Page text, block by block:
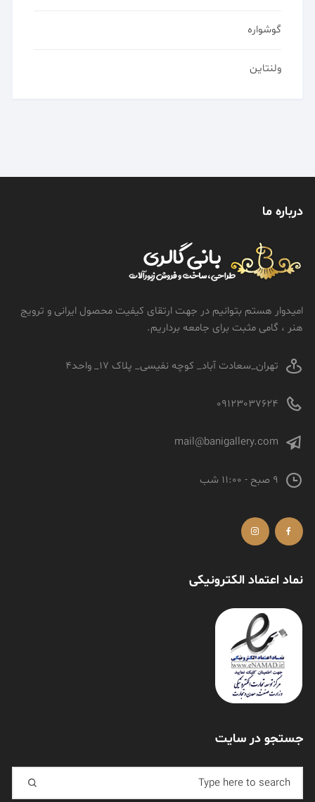
گوشواره
ولنتاین
درباره ما
امیدوار هستم بتوانیم در جهت ارتقای کیفیت محصول ایرانی و ترویج
هنر ، گامی مثبت برای جامعه برداریم.
تهران_سعادت آباد_ کوچه نفیسی_ پلاک 17_ واحد4
09123037624
mail@banigallery.com
9 صبح - 11:00 شب
نماد اعتماد الکترونیکی
جستجو در سایت
Search for: